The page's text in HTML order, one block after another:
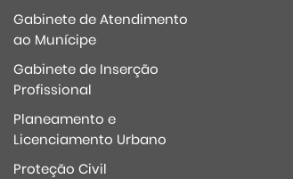
Gabinete de Atendimento
ao Munícipe
Gabinete de Inserção
Profissional
Planeamento e
Licenciamento Urbano
Proteção Civil